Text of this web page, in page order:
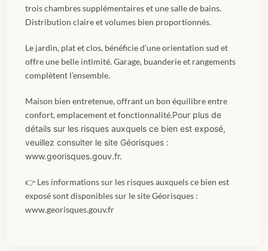
trois chambres supplémentaires et une salle de bains.
Distribution claire et volumes bien proportionnés.
Le jardin, plat et clos, bénéficie d’une orientation sud et
offre une belle intimité. Garage, buanderie et rangements
complètent l’ensemble.
Maison bien entretenue, offrant un bon équilibre entre
confort, emplacement et fonctionnalité.Pour plus de
détails sur les risques auxquels ce bien est exposé,
veuillez consulter le site Géorisques :
www.georisques.gouv.fr.
👉 Les informations sur les risques auxquels ce bien est
exposé sont disponibles sur le site Géorisques :
www.georisques.gouv.fr